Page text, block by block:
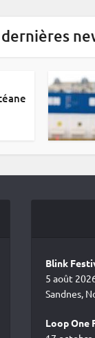
dernières
Blink
5 août
Sandnes,
Loop One